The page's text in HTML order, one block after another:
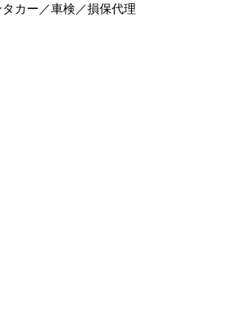
カー／車検／損保代理